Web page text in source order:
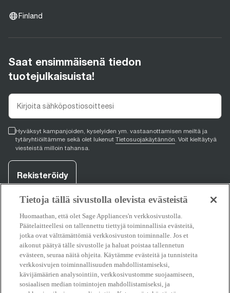
Finland
Saat ensimmäisenä tiedon
tuotejulkaisuista!
Hyväksyt kampanjoiden, kyselyiden ym. vastaanottamisen meiltä ja
tytäryhtiöiltämme sekä olet lukenut Tietosuojakäytännön. Voit kieltäytyä
viesteistä milloin tahansa.
Rekisteröidy
facebook
opens in new tab)
youtube
(opens in new tab)
instagram
(opens in new tab)
Tuki
Tietoja tällä sivustolla olevista evästeistä
Huomaathan, että olet Sage Appliances'n verkkosivustolla.
Päätelaitteellesi on tallennettu tiettyjä toiminnallisia evästeitä,
jotka ovat välttämättömiä verkkosivuston toiminnalle. Jos et
aikonut päätyä tälle sivustolle ja haluat poistaa tallennetun
evästeen, seuraa näitä ohjeita. Käytämme evästeitä ja tunnisteita
verkkosivujen toiminnallisuuden mahdollistamiseksi,
kävijämäärien analysointiin, verkkosivustomme suojaamiseen,
sosiaalisen median toimintojen mahdollistamiseksi, ja